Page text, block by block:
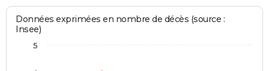
Données exprimées en nombre de décès (source :
Insee)
5